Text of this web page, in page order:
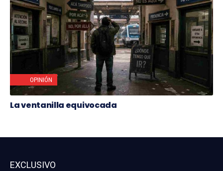
OPINIÓN
La ventanilla equivocada
EXCLUSIVO